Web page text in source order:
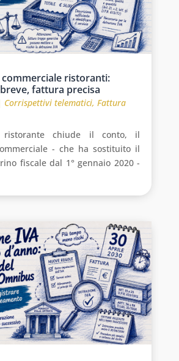
ristoranti:
fattura precisa
Corrispettivi telematici, Fattura
ristorante chiude il conto, il
- che ha sostituito il
fiscale dal 1° gennaio 2020 -